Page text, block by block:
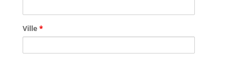
Ville *